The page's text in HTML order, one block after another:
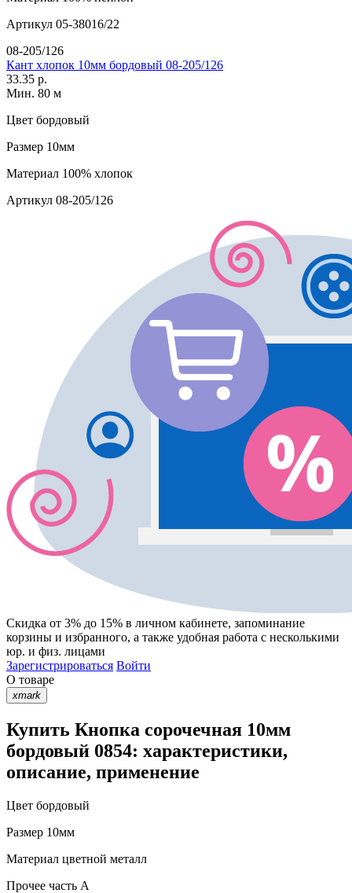
Артикул 05-38016/22
08-205/126
Кант хлопок 10мм бордовый 08-205/126
33.35 р.
Мин. 80 м
Цвет бордовый
Размер 10мм
Материал 100% хлопок
Артикул 08-205/126
Скидка от 3% до 15% в личном кабинете, запоминание
корзины и избранного, а также удобная работа с несколькими
юр. и физ. лицами
Зарегистрироваться Войти
О товаре
xmark
Купить Кнопка сорочечная 10мм
бордовый 0854: характеристики,
описание, применение
Цвет бордовый
Размер 10мм
Материал цветной металл
Прочее часть A